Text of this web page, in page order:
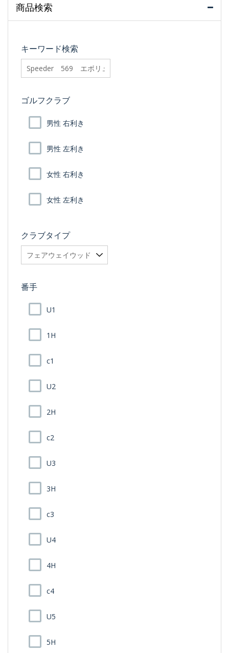
商品検索
キーワード検索
searchfilter_pro
ゴルフクラブ
男性 右利き
男性 左利き
女性 右利き
女性 左利き
クラブタイプ
番手
U1
1H
c1
U2
2H
c2
U3
3H
c3
U4
4H
c4
U5
5H